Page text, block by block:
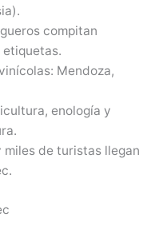
compitan
etiquetas.
Mendoza,
enología y
miles de turistas llegan